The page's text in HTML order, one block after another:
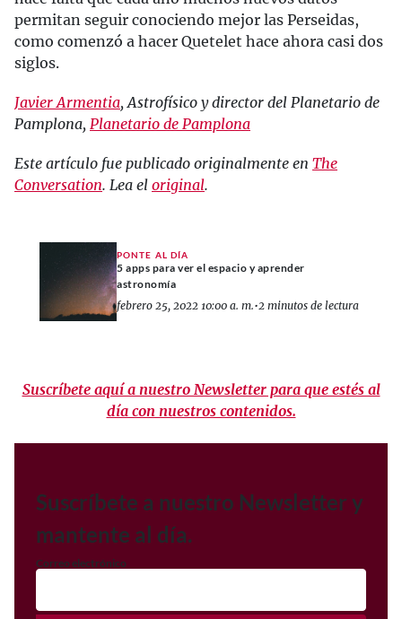
permitan seguir conociendo mejor las Perseidas,
como comenzó a hacer Quetelet hace ahora casi dos
siglos.
Javier Armentia, Astrofísico y director del Planetario de
Pamplona, Planetario de Pamplona
Este artículo fue publicado originalmente en The
Conversation. Lea el original.
PONTE AL DÍA
5 apps para ver el espacio y aprender
astronomía
febrero 25, 2022 10:00 a. m.•2 minutos de lectura
Suscríbete aquí a nuestro Newsletter para que estés al
día con nuestros contenidos.
Suscríbete a nuestro Newsletter y
mantente al día.
Correo electrónico